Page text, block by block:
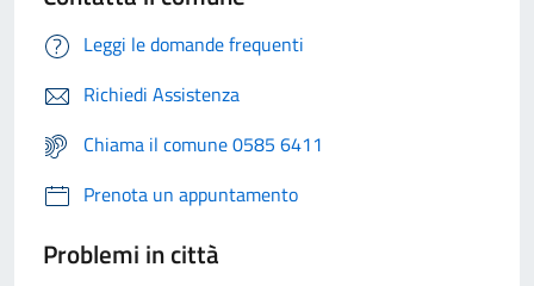
Leggi le domande frequenti
Richiedi Assistenza
Chiama il comune 0585 6411
Prenota un appuntamento
Problemi in città